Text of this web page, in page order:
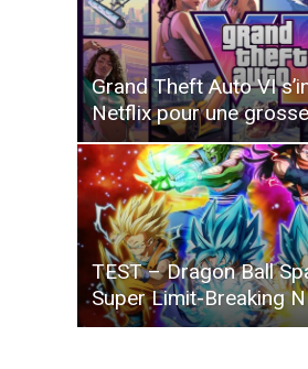
Grand Theft Auto VI
Netflix pour une
TEST – Dragon Ball
Super Limit-Breaking